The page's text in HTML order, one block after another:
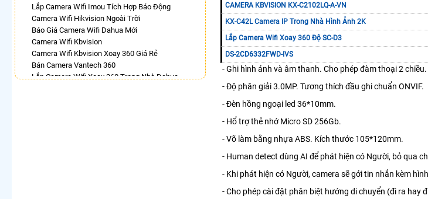
Lắp Camera Wifi Imou Tích Hợp Báo Động
Camera Wifi Hikvision Ngoài Trời
Báo Giá Camera Wifi Dahua Mới
Camera Wifi Kbvision
Camera Wifi Kbvision Xoay 360 Giá Rẻ
Bán Camera Vantech 360
Lắp Camera Wifi Xoay 360 Trong Nhà Dahua
CAMERA KBVISION KX-C2102LQ-A-VN
KX-C42L Camera IP Trong Nhà Hình Ảnh 2K
Lắp Camera Wifi Xoay 360 Độ SC-D3
DS-2CD6332FWD-IVS
- Ghi hình ảnh và âm thanh. Cho phép đàm thoại 2 chiều.
- Độ phân giải 3.0MP. Tương thích đầu ghi chuẩn ONVIF.
- Đèn hồng ngoại led 36*10mm.
- Hổ trợ thẻ nhớ Micro SD 256Gb.
- Võ làm bằng nhựa ABS. Kích thước 105*120mm.
- Human detect dùng AI để phát hiện có Người, bỏ qua
- Khi phát hiện có Người, camera sẽ gởi tin nhắn kèm
- Cho phép cài đặt phân biệt hướng di chuyển (đi ra hay